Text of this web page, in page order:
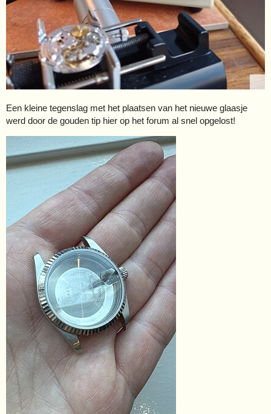
Een kleine tegenslag met het plaatsen van het nieuwe glaasje
werd door de gouden tip hier op het forum al snel opgelost!